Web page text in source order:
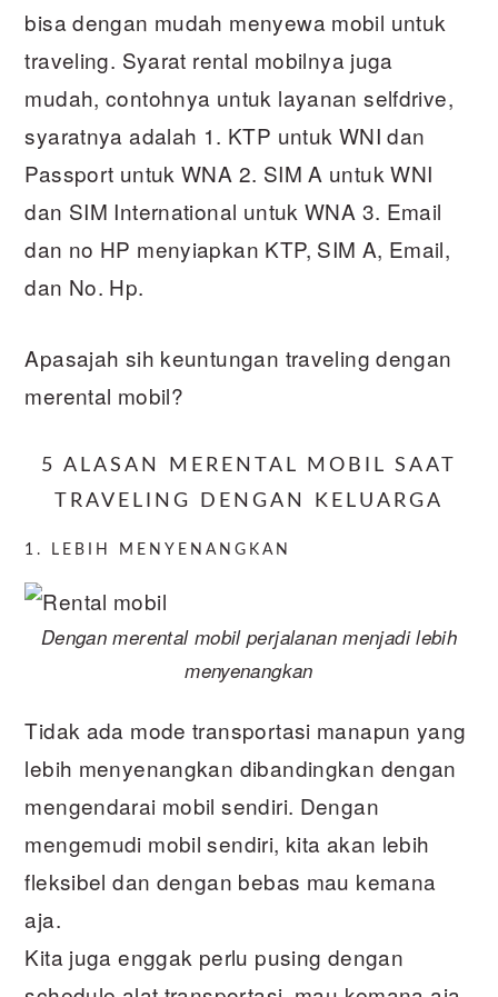
bisa dengan mudah menyewa mobil untuk
traveling. Syarat rental mobilnya juga
mudah, contohnya untuk layanan selfdrive,
syaratnya adalah 1. KTP untuk WNI dan
Passport untuk WNA 2. SIM A untuk WNI
dan SIM International untuk WNA 3. Email
dan no HP menyiapkan KTP, SIM A, Email,
dan No. Hp.
Apasajah sih keuntungan traveling dengan
merental mobil?
5 ALASAN MERENTAL MOBIL SAAT
TRAVELING DENGAN KELUARGA
1. LEBIH MENYENANGKAN
Dengan merental mobil perjalanan menjadi lebih
menyenangkan
Tidak ada mode transportasi manapun yang
lebih menyenangkan dibandingkan dengan
mengendarai mobil sendiri. Dengan
mengemudi mobil sendiri, kita akan lebih
fleksibel dan dengan bebas mau kemana
aja.
Kita juga enggak perlu pusing dengan